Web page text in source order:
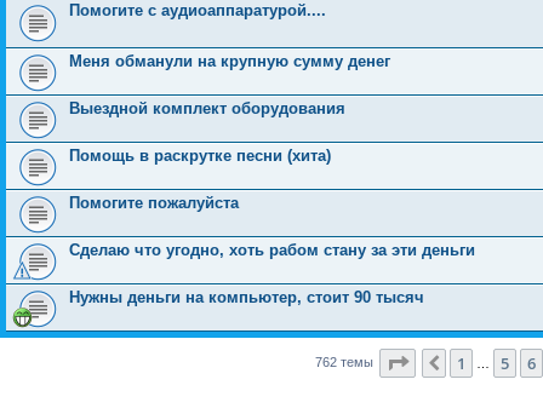
Помогите с аудиоаппаратурой....
Меня обманули на крупную сумму денег
Выездной комплект оборудования
Помощь в раскрутке песни (хита)
Помогите пожалуйста
Сделаю что угодно, хоть рабом стану за эти деньги
Нужны деньги на компьютер, стоит 90 тысяч
762 темы Страница из 16
Пред.
1 5 6